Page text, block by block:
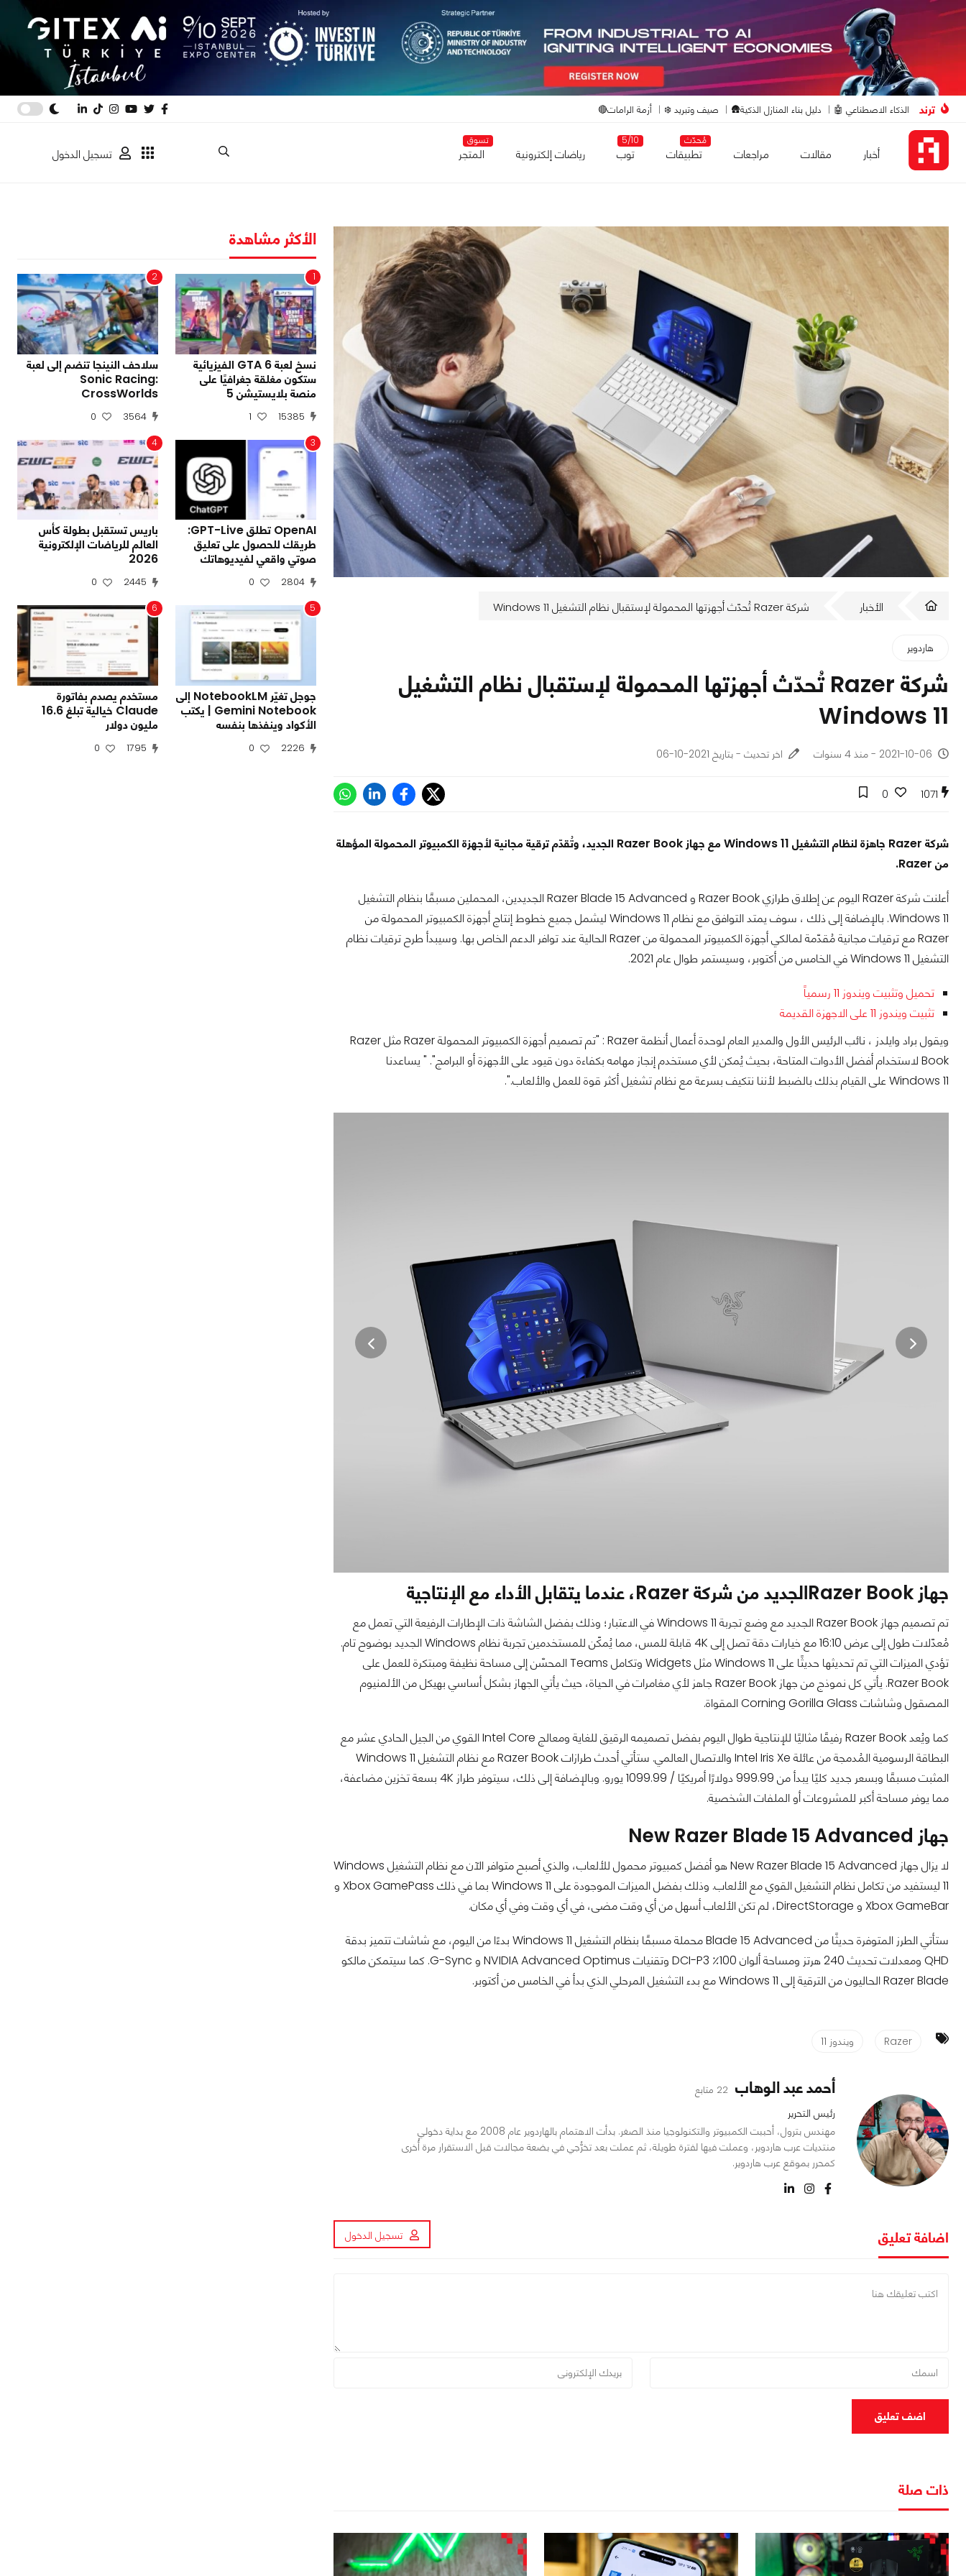
ترند الذكاء الاصطناعي 🤖 دليل بناء المنازل الذكية🛖 صيف وتبريد ❄️ أزمة الرامات🔴
أخبار مقالات مراجعات
مُحدّث
تطبيقات
5/10
توب رياضات إلكترونية
تسوق
المتجر تسجيل الدخول
الأخبار شركة Razer تُحدّث أجهزتها المحمولة لإستقبال نظام التشغيل Windows 11
هاردوير
شركة Razer تُحدّث أجهزتها المحمولة لإستقبال نظام التشغيل
Windows 11
2021-10-06 - منذ 4 سنوات اخر تحديث - بتاريخ 2021-10-06
1071
0
شركة Razer جاهزة لنظام التشغيل Windows 11 مع جهاز Razer Book الجديد، وتُقدّم ترقية مجانية لأجهزة الكمبيوتر المحمولة المؤهلة
من Razer.
أعلنت شركة Razer اليوم عن إطلاق طرازي Razer Book و Razer Blade 15 Advanced الجديدين، المحملين مسبقًا بنظام التشغيل
Windows 11. بالإضافة إلى ذلك ، سوف يمتد التوافق مع نظام Windows 11 ليشمل جميع خطوط إنتاج أجهزة الكمبيوتر المحمولة من
Razer مع ترقيات مجانية مُقدّمة لمالكي أجهزة الكمبيوتر المحمولة من Razer الحالية عند توافر الدعم الخاص بها. و
سيبدأ طرح ترقيات نظام
التشغيل Windows 11 في الخامس من أكتوبر، وسيستمر طوال عام 2021.
تحميل وتثبيت ويندوز 11 رسمياً
تثبيت ويندوز 11 على الاجهزة القديمة
ويقول براد وايلدز ، نائب الرئيس الأول والمدير العام لوحدة أعمال أنظمة Razer : "تم تصميم أجهزة الكمبيوتر المحمولة Razer مثل Razer
Book لاستخدام أفضل الأدوات المتاحة، بحيث يُمكن لأي مستخدم إنجاز مهامه بكفاءة دون قيود على الأجهزة أو البرامج". " يساعدنا
Windows 11 على القيام بذلك بالضبط لأننا نتكيف بسرعة مع نظام تشغيل أكثر قوة للعمل والألعاب.".
جهاز Razer Bookالجديد من شركة Razer، عندما يتقابل الأداء مع الإنتاجية
تم تصميم جهاز Razer Book الجديد مع وضع تجربة Windows 11 في الاعتبار؛ وذلك بفضل الشاشة ذات الإطارات الرفيعة التي تعمل مع
مُعدّلات طول إلى عرض 16:10 مع خيارات دقة تصل إلى 4K قابلة للمس، مما يُمكّن للمستخدمين تجربة نظام Windows الجديد بوضوح تام.
تؤدي الميزات التي تم تحديثها حديثًا على Windows 11 مثل Widgets وتكامل Teams المحسّن إلى مساحة نظيفة ومبتكرة للعمل على
Razer Book. يأتي كل نموذج من جهاز Razer Book جاهز لأي مغامرات في الحياة، حيث يأتي الجهاز بشكل أساسي بهيكل من الألمنيوم
المصقول وشاشات Corning Gorilla Glass المقواة.
كما ويُعد Razer Book رفيقًا مثاليًا للإنتاجية طوال اليوم بفضل تصميمه الرقيق للغاية ومعالج Intel Core القوي من الجيل الحادي عشر مع
البطاقة الرسومية المُدمجة من عائلة Intel Iris Xe والاتصال العالمي. ستأتي أحدث طرازات Razer Book مع نظام التشغيل Windows 11
المثبت مسبقًا وبسعر جديد كليًا يبدأ من 999.99 دولارًا أمريكيًا / 1099.99 يورو. وبالإضافة إلى ذلك، سيتوفر طراز 4K بسعة تخزين مضاعفة،
مما يوفر مساحة أكبر للمشروعات أو الملفات الشخصية.
جهاز New Razer Blade 15 Advanced
لا يزال جهاز New Razer Blade 15 Advanced هو أفضل كمبيوتر محمول للألعاب، والذي أصبح متوافر الآن مع نظام التشغيل Windows
11 ليستفيد من تكامل نظام التشغيل القوي مع الألعاب. وذلك بفضل الميزات الموجودة على Windows 11 بما في ذلك Xbox GamePass و
Xbox GameBar و DirectStorage، لم تكن الألعاب أسهل من أي وقت مضى، في أي وقت وفي أي مكان.
ستأتي الطرز المتوفرة حديثًا من Blade 15 Advanced محملة مسبقًا بنظام التشغيل Windows 11 بدءًا من اليوم، مع شاشات تتميز بدقة
QHD ومعدلات تحديث 240 هرتز ومساحة ألوان 100٪ DCI-P3 وتقنيات NVIDIA Advanced Optimus و G-Sync. كما سيتمكن مالكو
Razer Blade الحاليون من الترقية إلى Windows 11 مع بدء التشغيل المرحلي الذي بدأ في الخامس من أكتوبر.
Razer ويندوز 11
أحمد عبد الوهاب 22 متابع
رئيس التحرير
مهندس بترول، أحببت الكمبيوتر والتكنولوجيا منذ الصغر. بدأت الاهتمام بالهاردوير عام 2008 مع بداية دخولي
منتديات عرب هاردوير، وعملت فيها لفترة طويلة، ثم عملت بعد تخرُّجي في بضعة مجالات قبل الاستقرار مرة أُخرى
كمحرر بموقع عرب هاردوير.
اضافة تعليق تسجيل الدخول
اضف تعليق
ذات صلة
الأكثر مشاهدة
1
نسخ لعبة GTA 6 الفيزيائية
ستكون مغلقة جغرافيًا على
منصة بلايستيشن 5
15385
1
2
سلاحف النينجا تنضم إلى لعبة
Sonic Racing:
CrossWorlds
3564
0
3
OpenAI تطلق GPT-Live:
طريقك للحصول على تعليق
صوتي واقعي لفيديوهاتك
2804
0
4
باريس تستقبل بطولة كأس
العالم للرياضات الإلكترونية
2026
2445
0
5
جوجل تغيّر NotebookLM إلى
Gemini Notebook | يكتب
الأكواد وينفذها بنفسه
2226
0
6
مستخدم يصدم بفاتورة
Claude خيالية تبلغ 16.6
مليون دولار
1795
0